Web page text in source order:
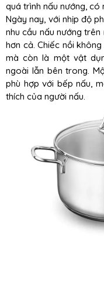
quá trình nấu nướng, có
Ngày nay, với nhịp độ
nhu cầu nấu nướng
hơn cả. Chiếc nồi
mà còn là một vật
ngoài lẫn bên trong.
phù hợp với bếp nấu,
thích của người nấu.